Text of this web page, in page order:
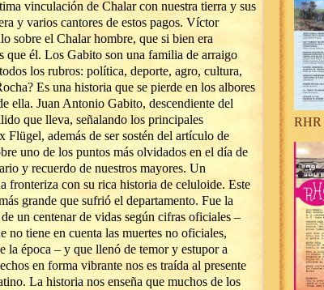
vinculación de Chalar con nuestra tierra y sus
y varios cantores de estos pagos. Víctor
sobre el Chalar hombre, que si bien era
que él. Los Gabito son una familia de arraigo
los rubros: política, deporte, agro, cultura,
Es una historia que se pierde en los albores
ella. Juan Antonio Gabito, descendiente del
que lleva, señalando los principales
Flügel, además de ser sostén del artículo de
uno de los puntos más olvidados en el día de
y recuerdo de nuestros mayores. Un
fronteriza con su rica historia de celuloide. Este
grande que sufrió el departamento. Fue la
un centenar de vidas según cifras oficiales –
no tiene en cuenta las muertes no oficiales,
la época – y que llenó de temor y estupor a
en forma vibrante nos es traída al presente
La historia nos enseña que muchos de los
RHR